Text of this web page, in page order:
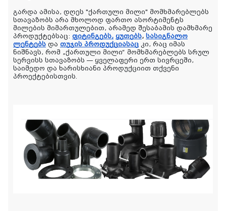
გარდა ამისა, დღეს "ქართული მილი" მომხმარებლებს
სთავაზობს არა მხოლოდ ფართო ასორტიმენტს
მილების მიმართულებით, არამედ შესაბამის დამხმარე
პროდუქტებსაც: ფიტინგებს, ყუთებს, სასიგნალო
ლენტებს და თუჯის პროდუქციასაც კი, რაც იმას
ნიშნავს, რომ „ქართული მილი“ მომხმარებლებს სრულ
სერვისს სთავაზობს — ყველაფერი ერთ სივრცეში,
საიმედო და ხარისხიანი პროდუქციით თქვენი
პროექტებისთვის.